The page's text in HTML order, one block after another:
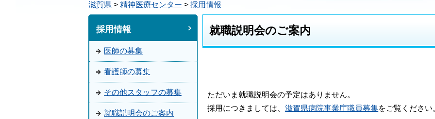
滋賀県 > 精神医療センター > 採用情報
採用情報
医師の募集
看護師の募集
その他スタッフの募集
就職説明会のご案内
就職説明会のご案内
ただいま就職説明会の予定はありません。
採用につきましては、滋賀県病院事業庁職員募集をご覧ください